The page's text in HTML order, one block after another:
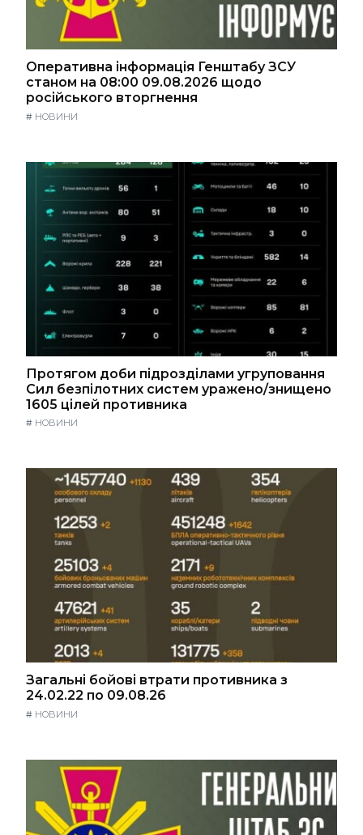
Оперативна інформація Генштабу ЗСУ
станом на 08:00 09.08.2026 щодо
російського вторгнення
# НОВИНИ
Протягом доби підрозділами угруповання
Сил безпілотних систем уражено/знищено
1605 цілей противника
# НОВИНИ
Загальні бойові втрати противника з
24.02.22 по 09.08.26
# НОВИНИ